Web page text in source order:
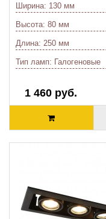
Ширина: 130 мм
Высота: 80 мм
Длина: 250 мм
Тип ламп: Галогеновые
1 460 руб.